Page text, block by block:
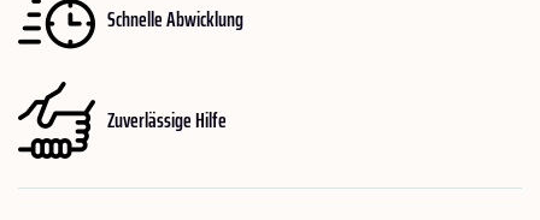
Schnelle Abwicklung
Zuverlässige Hilfe